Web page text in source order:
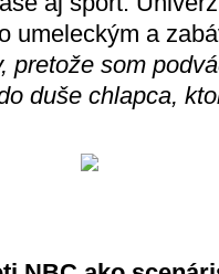
umeleckým a
pretože som
duše chlapca,